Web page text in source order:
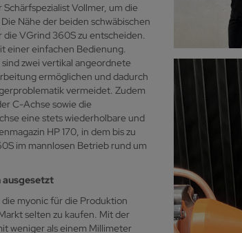
Vollmer, um die
Nähe der beiden schwäbischen
VGrind 360S zu entscheiden.
einer einfachen Bedienung.
zwei vertikal angeordnete
ermöglichen und dadurch
vermeidet. Zudem
C-Achse sowie die
eine stets wiederholbare und
HP 170, in dem bis zu
im mannlosen Betrieb rund um
ausgesetzt
myonic für die Produktion
selten zu kaufen. Mit der
weniger als einem Millimeter